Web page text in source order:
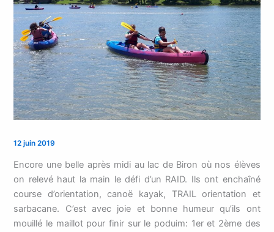
12 juin 2019
Encore une belle après midi au lac de Biron où nos élèves
on relevé haut la main le défi d’un RAID. Ils ont enchaîné
course d’orientation, canoë kayak, TRAIL orientation et
sarbacane. C’est avec joie et bonne humeur qu’ils ont
mouillé le maillot pour finir sur le poduim: 1er et 2ème des